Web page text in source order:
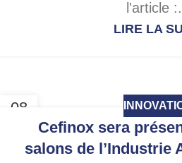
l'article
LIRE LA
08
Cefinox sera
salons de l’Industrie